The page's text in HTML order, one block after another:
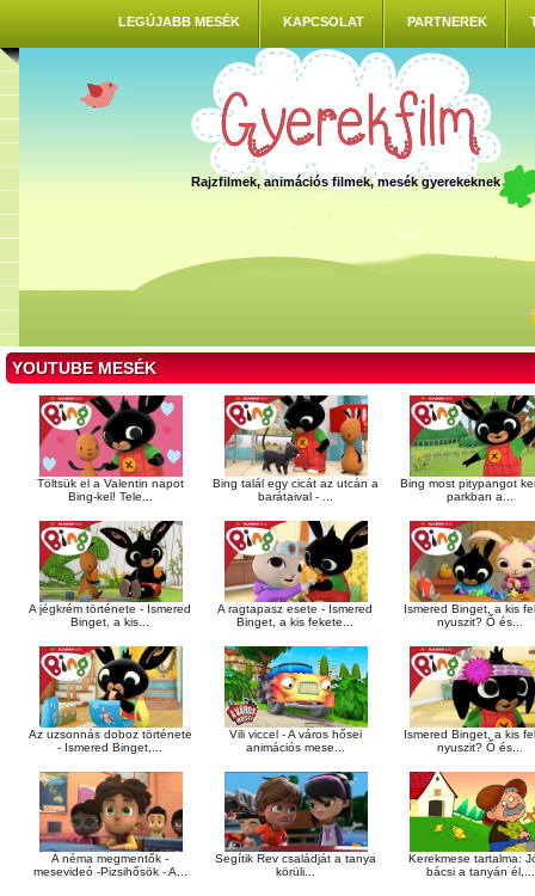
LEGÚJABB MESÉK KAPCSOLAT PARTNEREK
Rajzfilmek, animációs filmek, mesék gyerekeknek
YOUTUBE MESÉK
Töltsük el a Valentin napot
Bing-kel! Tele...
Bing talál egy cicát az utcán a
barátaival - ...
Bing most pitypangot
parkban a...
A jégkrém története - Ismered
Binget, a kis...
A ragtapasz esete - Ismered
Binget, a kis fekete...
Ismered Binget, a kis
nyuszit? Ő és...
Az uzsonnás doboz története
- Ismered Binget,...
Vili viccel - A város hősei
animációs mese...
Ismered Binget, a kis
nyuszit? Ő és...
A néma megmentők -
mesevideó -Pizsihősök - A...
Segítik Rev családját a tanya
körüli...
Kerekmese tartalma:
bácsi a tanyán él,...